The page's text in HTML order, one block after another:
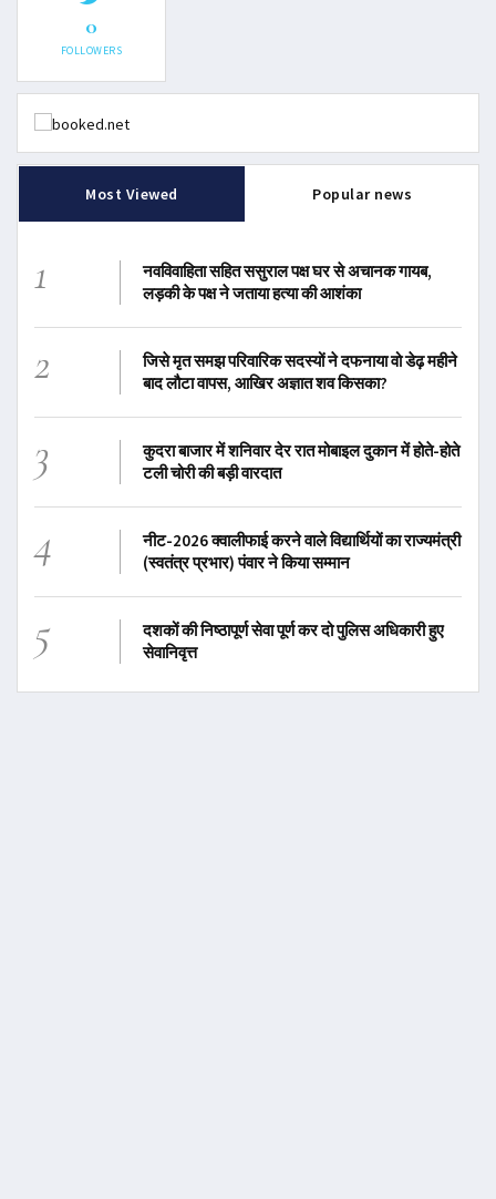
0
FOLLOWERS
Most Viewed Popular news
1
नवविवाहिता सहित ससुराल पक्ष घर से अचानक गायब,
लड़की के पक्ष ने जताया हत्या की आशंका
2
जिसे मृत समझ परिवारिक सदस्यों ने दफनाया वो डेढ़ महीने
बाद लौटा वापस, आखिर अज्ञात शव किसका?
3
कुदरा बाजार में शनिवार देर रात मोबाइल दुकान में होते-होते
टली चोरी की बड़ी वारदात
4
नीट-2026 क्वालीफाई करने वाले विद्यार्थियों का राज्यमंत्री
(स्वतंत्र प्रभार) पंवार ने किया सम्मान
5
दशकों की निष्ठापूर्ण सेवा पूर्ण कर दो पुलिस अधिकारी हुए
सेवानिवृत्त